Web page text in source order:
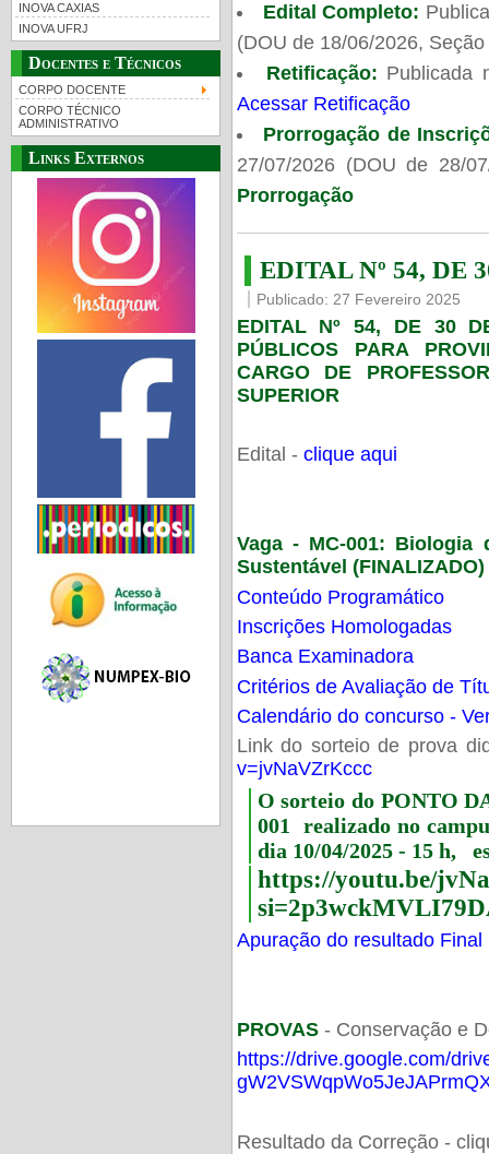
INOVA CAXIAS
INOVA UFRJ
Docentes e Técnicos
CORPO DOCENTE
CORPO TÉCNICO
ADMINISTRATIVO
Links Externos
Edital Completo:
(DOU de 18/06/2026,
Retificação: Publicada
Acessar Retificação
Prorrogação de
27/07/2026 (DOU de 28/
Prorrogação
EDITAL Nº 54, DE
Publicado: 27 Fevereiro 2025
EDITAL Nº 54, DE 30
PÚBLICOS PARA
CARGO DE
SUPERIOR
Edital - clique aqui
Vaga - MC-001: Biologia
Sustentável (FINALIZADO)
Conteúdo Programático
Inscrições Homologadas
Banca Examinadora
Critérios de Avaliação de
Calendário do concurso -
Link do sorteio de prova
v=jvNaVZrKccc
O sorteio do PONTO
001 realizado no
dia 10/04/2025 - 15 h,
https://youtu.be/
Apuração do resultado Final
PROVAS- Conservação e
https://drive.google.com/
Resultado da Correção -